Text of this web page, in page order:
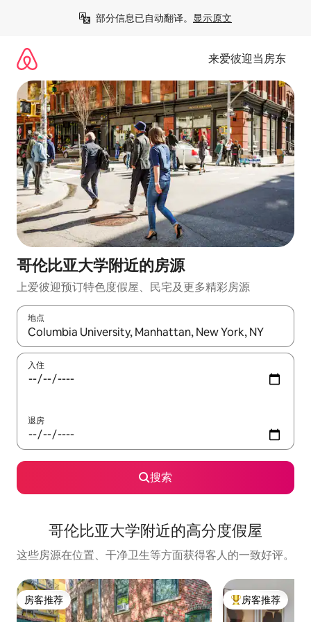
部分信息已自动翻译。 显示原文
来爱彼迎当房东
哥伦比亚大学附近的房源
上爱彼迎预订特色度假屋、民宅及更多精彩房源
地点
如有搜索结果，请使用上下方向键查看，或通过点击或滑动手势
入住
退房
搜索
哥伦比亚大学附近的高分度假屋
这些房源在位置、干净卫生等方面获得客人的一致好评。
房客推荐
房客推荐 热门「房客推荐」
房客推荐